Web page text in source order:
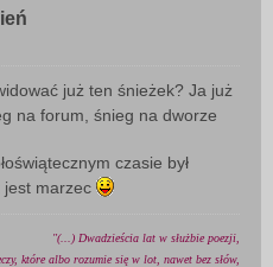
już ten śnieżek? Ja już
na forum, śnieg na dworze
czasie był
jest marzec
"(...) Dwadzieścia lat w służbie poezji,
które albo rozumie się w lot, nawet bez słów,